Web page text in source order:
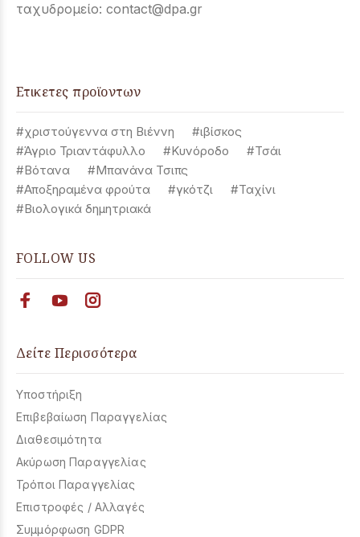
ταχυδρομείο: contact@dpa.gr
Ετικετες προϊοντων
#χριστούγεννα στη Βιέννη
#ιβίσκος
#Άγριο Τριαντάφυλλο
#Κυνόροδο
#Τσάι
#Βότανα
#Μπανάνα Τσιπς
#Αποξηραμένα φρούτα
#γκότζι
#Ταχίνι
#Βιολογικά δημητριακά
FOLLOW US
Δείτε Περισσότερα
Υποστήριξη
Επιβεβαίωση Παραγγελίας
Διαθεσιμότητα
Ακύρωση Παραγγελίας
Τρόποι Παραγγελίας
Επιστροφές / Αλλαγές
Συμμόρφωση GDPR